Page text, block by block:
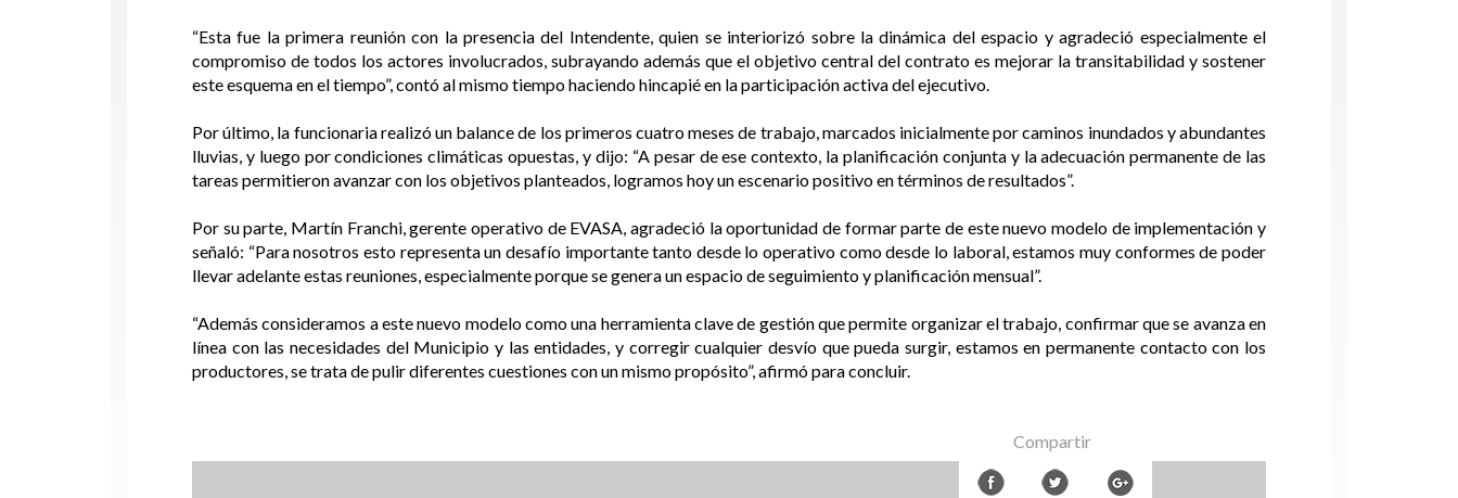
“Esta fue la primera reunión con la presencia del Intendente, quien se interiorizó sobre la dinámica del espacio y agradeció especialmente el
compromiso de todos los actores involucrados, subrayando además que el objetivo central del contrato es mejorar la transitabilidad y sostener
este esquema en el tiempo”, contó al mismo tiempo haciendo hincapié en la participación activa del ejecutivo.
Por último, la funcionaria realizó un balance de los primeros cuatro meses de trabajo, marcados inicialmente por caminos inundados y abundantes
lluvias, y luego por condiciones climáticas opuestas, y dijo: “A pesar de ese contexto, la planificación conjunta y la adecuación permanente de las
tareas permitieron avanzar con los objetivos planteados, logramos hoy un escenario positivo en términos de resultados”.
Por su parte, Martín Franchi, gerente operativo de EVASA, agradeció la oportunidad de formar parte de este nuevo modelo de implementación y
señaló: “Para nosotros esto representa un desafío importante tanto desde lo operativo como desde lo laboral, estamos muy conformes de poder
llevar adelante estas reuniones, especialmente porque se genera un espacio de seguimiento y planificación mensual”.
“Además consideramos a este nuevo modelo como una herramienta clave de gestión que permite organizar el trabajo, confirmar que se avanza en
línea con las necesidades del Municipio y las entidades, y corregir cualquier desvío que pueda surgir, estamos en permanente contacto con los
productores, se trata de pulir diferentes cuestiones con un mismo propósito”, afirmó para concluir.
Compartir